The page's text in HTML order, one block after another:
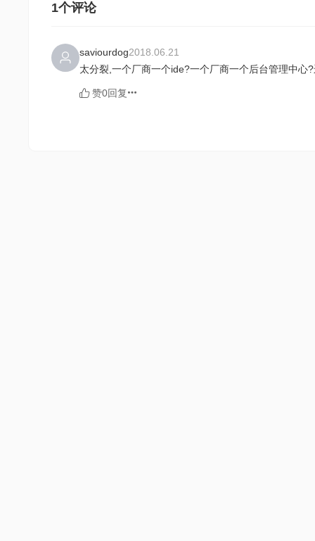
1个评论
saviourdog2018.06.21
太分裂,一个厂商一个ide?一个厂商一个后台管理中心
赞0回复